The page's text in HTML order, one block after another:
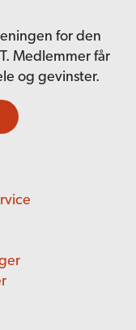
for den
Medlemmer får
og gevinster.